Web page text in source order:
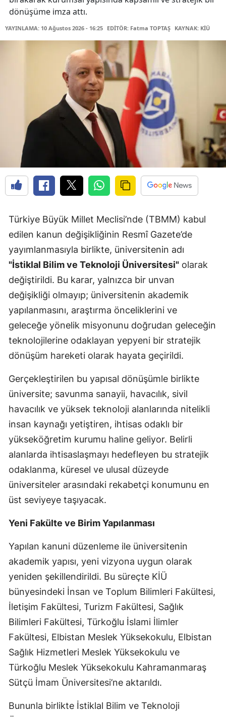
dönüşüme imza attı.
YAYINLAMA: 10 Ağustos 2026 - 16:25 EDİTÖR: Fatma TOPTAŞ KAYNAK: KİÜ
Türkiye Büyük Millet Meclisi’nde (TBMM) kabul
edilen kanun değişikliğinin Resmî Gazete’de
yayımlanmasıyla birlikte, üniversitenin adı
"İstiklal Bilim ve Teknoloji Üniversitesi" olarak
değiştirildi. Bu karar, yalnızca bir unvan
değişikliği olmayıp; üniversitenin akademik
yapılanmasını, araştırma önceliklerini ve
geleceğe yönelik misyonunu doğrudan geleceğin
teknolojilerine odaklayan yepyeni bir stratejik
dönüşüm hareketi olarak hayata geçirildi.
Gerçekleştirilen bu yapısal dönüşümle birlikte
üniversite; savunma sanayii, havacılık, sivil
havacılık ve yüksek teknoloji alanlarında nitelikli
insan kaynağı yetiştiren, ihtisas odaklı bir
yükseköğretim kurumu haline geliyor. Belirli
alanlarda ihtisaslaşmayı hedefleyen bu stratejik
odaklanma, küresel ve ulusal düzeyde
üniversiteler arasındaki rekabetçi konumunu en
üst seviyeye taşıyacak.
Yeni Fakülte ve Birim Yapılanması
Yapılan kanuni düzenleme ile üniversitenin
akademik yapısı, yeni vizyona uygun olarak
yeniden şekillendirildi. Bu süreçte KİÜ
bünyesindeki İnsan ve Toplum Bilimleri Fakültesi,
İletişim Fakültesi, Turizm Fakültesi, Sağlık
Bilimleri Fakültesi, Türkoğlu İslami İlimler
Fakültesi, Elbistan Meslek Yüksekokulu, Elbistan
Sağlık Hizmetleri Meslek Yüksekokulu ve
Türkoğlu Meslek Yüksekokulu Kahramanmaraş
Sütçü İmam Üniversitesi’ne aktarıldı.
Bununla birlikte İstiklal Bilim ve Teknoloji